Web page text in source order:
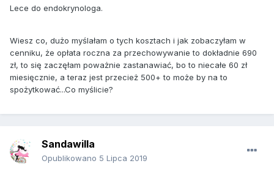
Lece do endokrynologa.
Wiesz co, dużo myślałam o tych kosztach i jak zobaczyłam w
cenniku, że opłata roczna za przechowywanie to dokładnie 690
zł, to się zaczęłam poważnie zastanawiać, bo to niecałe 60 zł
miesięcznie, a teraz jest przecież 500+ to może by na to
spożytkować...Co myślicie?
Sandawilla
Opublikowano 5 Lipca 2019